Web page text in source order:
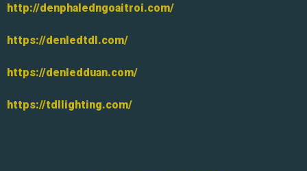
http://denphaledngoaitroi.com/
https://denledtdl.com/
https://denledduan.com/
https://tdllighting.com/